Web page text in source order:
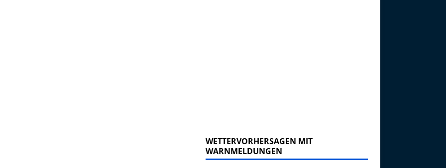
WETTERVORHERSAGEN MIT
WARNMELDUNGEN